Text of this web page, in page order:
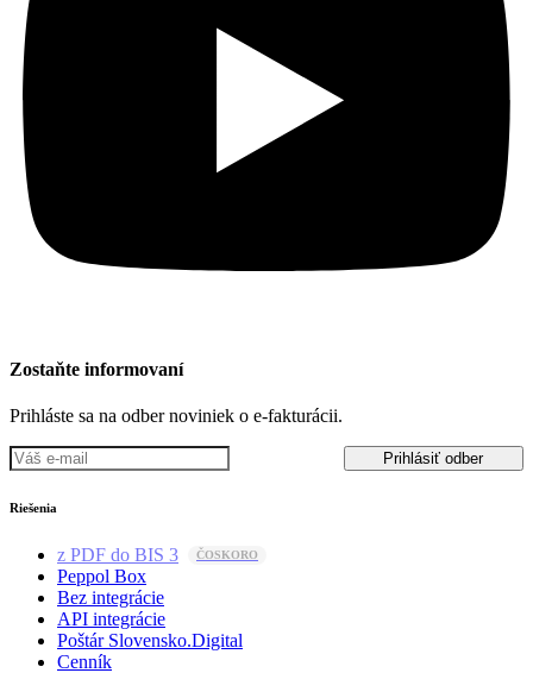
Zostaňte informovaní
Prihláste sa na odber noviniek o e-fakturácii.
Prihlásiť odber
Riešenia
z PDF do BIS 3
Peppol Box
Bez integrácie
API integrácie
Poštár Slovensko.Digital
Cenník